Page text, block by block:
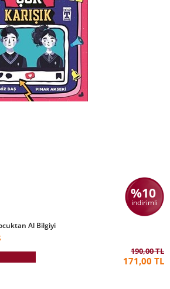
%10
indirimli
Al Bilgiyi
190,00 TL
171,00 TL